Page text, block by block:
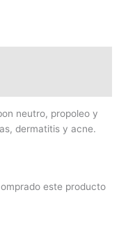
neutro, propoleo y
dermatitis y acne.
este producto